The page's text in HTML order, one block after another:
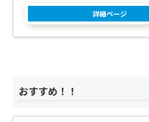
詳細ページ
おすすめ！！